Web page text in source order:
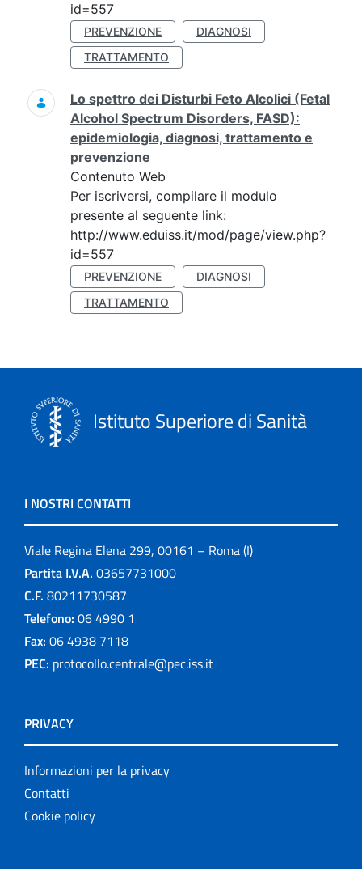
id=557
PREVENZIONE
DIAGNOSI
TRATTAMENTO
Lo spettro dei Disturbi Feto Alcolici (Fetal
Alcohol Spectrum Disorders, FASD):
epidemiologia, diagnosi, trattamento e
prevenzione
Contenuto Web
Per iscriversi, compilare il modulo
presente al seguente link:
http://www.eduiss.it/mod/page/view.php?
id=557
PREVENZIONE
DIAGNOSI
TRATTAMENTO
Istituto Superiore di Sanità
I NOSTRI CONTATTI
Viale Regina Elena 299, 00161 – Roma (I)
Partita I.V.A. 03657731000
C.F. 80211730587
Telefono: 06 4990 1
Fax: 06 4938 7118
PEC: protocollo.centrale@pec.iss.it
PRIVACY
Informazioni per la privacy
Contatti
Cookie policy